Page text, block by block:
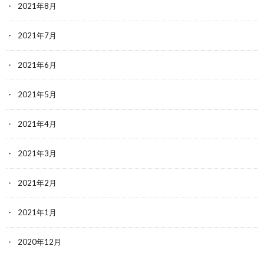
2021年8月
2021年7月
2021年6月
2021年5月
2021年4月
2021年3月
2021年2月
2021年1月
2020年12月